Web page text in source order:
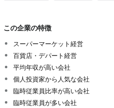
この企業の特徴
スーパーマーケット経営
百貨店・デパート経営
平均年収が高い会社
個人投資家から人気な会社
臨時従業員比率が高い会社
臨時従業員が多い会社